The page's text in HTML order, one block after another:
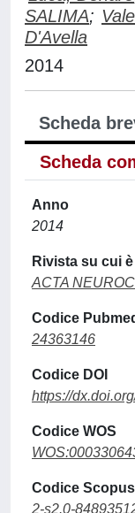
SALIMA;
D'Avella
2014
Scheda
Scheda
Anno
2014
Rivista su cui
ACTA
Codice
24363146
Codice DOI
https://
Codice WOS
Codice Scopus
2-s2.0-